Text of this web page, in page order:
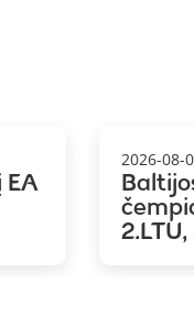
2026-08-
2.LTU,